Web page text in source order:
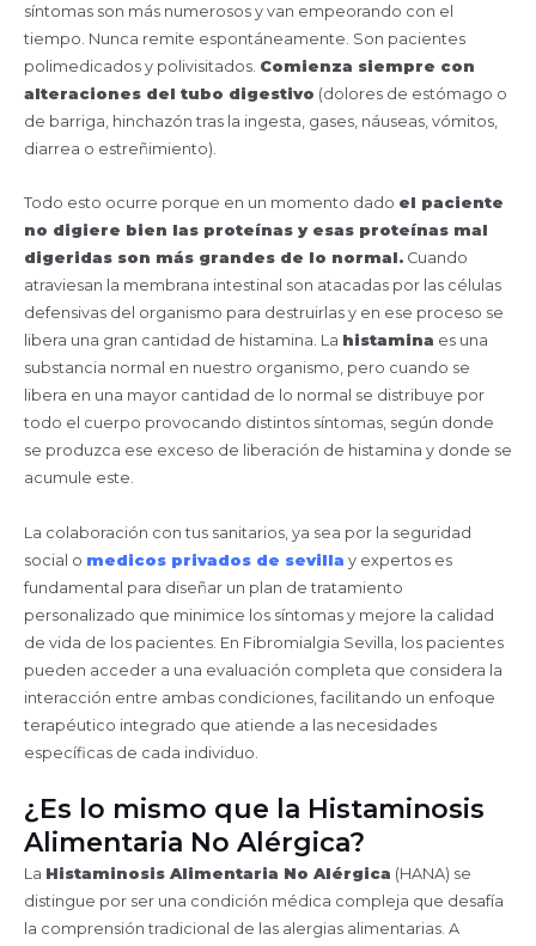
síntomas son más numerosos y van empeorando con el
tiempo. Nunca remite espontáneamente. Son pacientes
polimedicados y polivisitados. Comienza siempre con
alteraciones del tubo digestivo (dolores de estómago o
de barriga, hinchazón tras la ingesta, gases, náuseas, vómitos,
diarrea o estreñimiento).
Todo esto ocurre porque en un momento dado el paciente
no digiere bien las proteínas y esas proteínas mal
digeridas son más grandes de lo normal. Cuando
atraviesan la membrana intestinal son atacadas por las células
defensivas del organismo para destruirlas y en ese proceso se
libera una gran cantidad de histamina. La histamina es una
substancia normal en nuestro organismo, pero cuando se
libera en una mayor cantidad de lo normal se distribuye por
todo el cuerpo provocando distintos síntomas, según donde
se produzca ese exceso de liberación de histamina y donde se
acumule este.
La colaboración con tus sanitarios, ya sea por la seguridad
social o medicos privados de sevilla y expertos es
fundamental para diseñar un plan de tratamiento
personalizado que minimice los síntomas y mejore la calidad
de vida de los pacientes. En Fibromialgia Sevilla, los pacientes
pueden acceder a una evaluación completa que considera la
interacción entre ambas condiciones, facilitando un enfoque
terapéutico integrado que atiende a las necesidades
específicas de cada individuo.
¿Es lo mismo que la Histaminosis
Alimentaria No Alérgica?
La Histaminosis Alimentaria No Alérgica (HANA) se
distingue por ser una condición médica compleja que desafía
la comprensión tradicional de las alergias alimentarias. A